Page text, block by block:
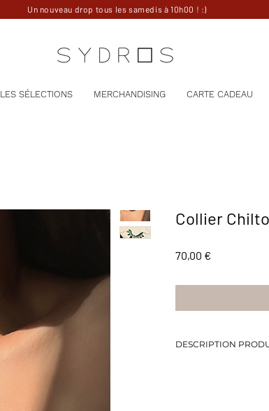
Un nouveau drop tous les samedis à 10h00 ! :)
LES SÉLECTIONS MERCHANDISING CARTE CADEAU
Collier
70,00 €
DESCRIPTION